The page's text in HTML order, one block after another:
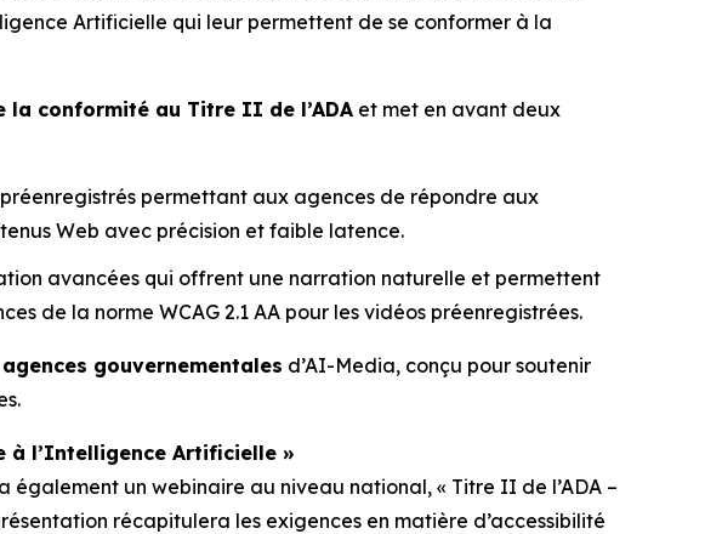
Artificielle qui leur permettent de se conformer à la
la conformité au Titre II de l’ADA et met en avant deux
permettant aux agences de répondre aux
Web avec précision et faible latence.
avancées qui offrent une narration naturelle et permettent
de la norme WCAG 2.1 AA pour les vidéos préenregistrées.
gouvernementales d’AI-Media, conçu pour soutenir
à l’Intelligence Artificielle »
également un webinaire au niveau national, « Titre II de l’ADA –
récapitulera les exigences en matière d’accessibilité